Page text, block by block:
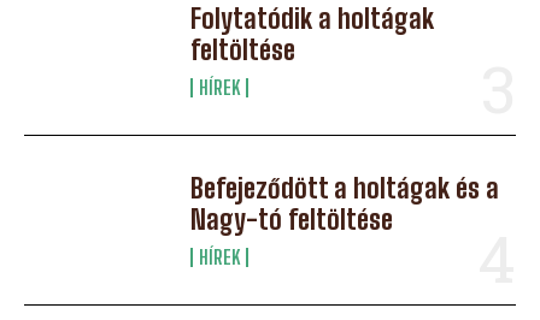
Folytatódik a holtágak
feltöltése
HÍREK
Befejeződött a holtágak és a
Nagy-tó feltöltése
HÍREK